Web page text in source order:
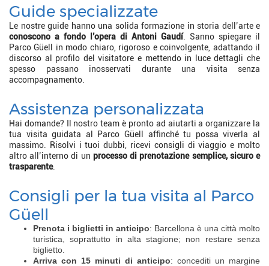
Guide specializzate
Le nostre guide hanno una solida formazione in storia dell’arte e
conoscono a fondo l’opera di Antoni Gaudí. Sanno spiegare il
Parco Güell in modo chiaro, rigoroso e coinvolgente, adattando il
discorso al profilo del visitatore e mettendo in luce dettagli che
spesso passano inosservati durante una visita senza
accompagnamento.
Assistenza personalizzata
Hai domande? Il nostro team è pronto ad aiutarti a organizzare la
tua visita guidata al Parco Güell affinché tu possa viverla al
massimo. Risolvi i tuoi dubbi, ricevi consigli di viaggio e molto
altro all’interno di un processo di prenotazione semplice, sicuro e
trasparente.
Consigli per la tua visita al Parco
Güell
Prenota i biglietti in anticipo: Barcellona è una città molto
turistica, soprattutto in alta stagione; non restare senza
biglietto.
Arriva con 15 minuti di anticipo: concediti un margine